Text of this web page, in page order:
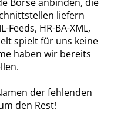
liefern
Feeds, HR-BA-XML,
spielt für uns keine
haben wir bereits
der fehlenden
den Rest!